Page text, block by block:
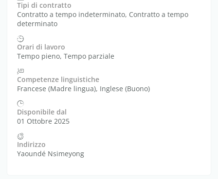
Tipi di contratto
Contratto a tempo indeterminato, Contratto a tempo
determinato
Orari di lavoro
Tempo pieno, Tempo parziale
Competenze linguistiche
Francese (Madre lingua), Inglese (Buono)
Disponibile dal
01 Ottobre 2025
Indirizzo
Yaoundé Nsimeyong